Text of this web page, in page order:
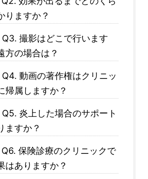
りますか？
Q3. 撮影はどこで行います
方の場合は？
Q4. 動画の著作権はクリニッ
帰属しますか？
Q5. 炎上した場合のサポート
ますか？
Q6. 保険診療のクリニックで
はありますか？